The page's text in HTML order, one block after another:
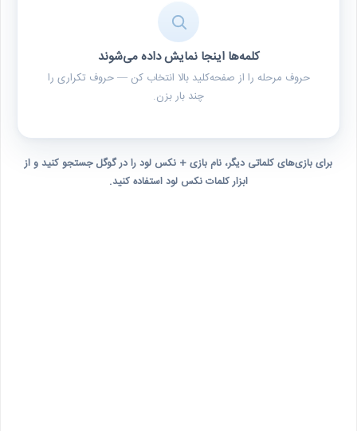
کلمه‌ها اینجا نمایش داده می‌شوند
حروف مرحله را از صفحه‌کلید بالا انتخاب کن — حروف تکراری را
چند بار بزن.
برای بازی‌های کلماتی دیگر، نام بازی + نکس لود را در گوگل جستجو کنید و از
ابزار کلمات نکس لود استفاده کنید.